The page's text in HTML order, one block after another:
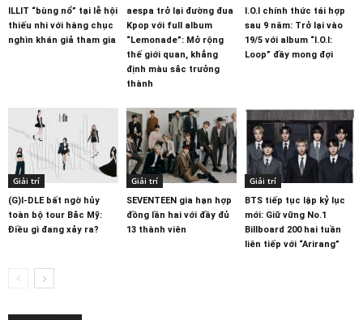
ILLIT “bùng nổ” tại lễ hội
thiếu nhi với hàng chục
nghìn khán giả tham gia
aespa trở lại đường đua
Kpop với full album
“Lemonade”: Mở rộng
thế giới quan, khẳng
định màu sắc trưởng
thành
I.O.I chính thức tái hợp
sau 9 năm: Trở lại vào
19/5 với album “I.O.I:
Loop” đầy mong đợi
Giải trí
(G)I-DLE bất ngờ hủy
toàn bộ tour Bắc Mỹ:
Điều gì đang xảy ra?
Giải trí
SEVENTEEN gia hạn hợp
đồng lần hai với đầy đủ
13 thành viên
Giải trí
BTS tiếp tục lập kỷ lục
mới: Giữ vững No.1
Billboard 200 hai tuần
liên tiếp với “Arirang”